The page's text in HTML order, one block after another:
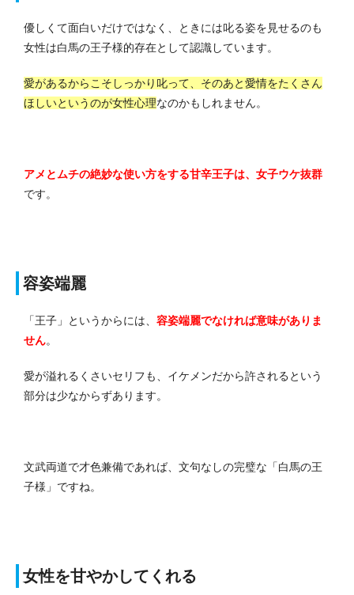
優しくて面白いだけではなく、ときには叱る姿を見せるのも
女性は白馬の王子様的存在として認識しています。
愛があるからこそしっかり叱って、そのあと愛情をたくさん
ほしいというのが女性心理なのかもしれません。
アメとムチの絶妙な使い方をする甘辛王子は、女子ウケ抜群
です。
容姿端麗
「王子」というからには、 容姿端麗でなければ意味がありま
せん。
愛が溢れるくさいセリフも、イケメンだから許されるという
部分は少なからずあります。
文武両道で才色兼備であれば、文句なしの完璧な「白馬の王
子様」ですね。
女性を甘やかしてくれる